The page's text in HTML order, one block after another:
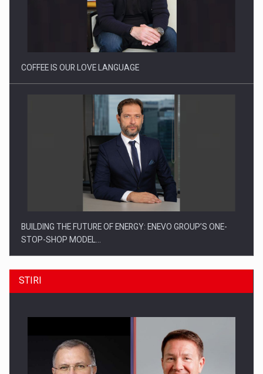
Webinar - Business Evolution-RETHINK STRATEGY-Finantare
Investitii Digitalizare
COFFEE IS OUR LOVE LANGUAGE
BUILDING THE FUTURE OF ENERGY: ENEVO GROUP’S ONE-
STOP-SHOP MODEL…
STIRI